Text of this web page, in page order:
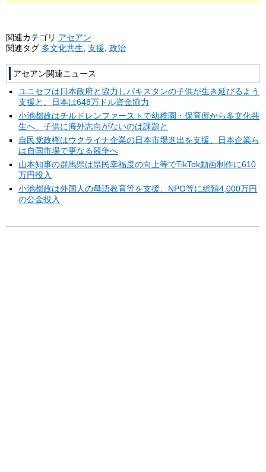
関連カテゴリ アセアン
関連タグ 多文化共生 支援 政治
アセアン関連ニュース
ユニセフは日本政府と協力しパキスタンの子供が生き延びるよう
支援と、日本は648万ドル資金協力
小池都政はチルドレンファーストで幼稚園・保育所から多文化共
生へ、子供に海外志向がないのは課題と
自民党政権はウクライナ企業の日本市場進出を支援、日本企業ら
は自国市場で更なる競争へ
山本知事の群馬県は県民幸福度の向上等でTikTok動画制作に610
万円投入
小池都政は外国人の母語教育等を支援、NPO等に総額4,000万円
の公金投入